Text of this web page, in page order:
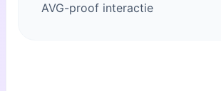
AVG-proof interactie